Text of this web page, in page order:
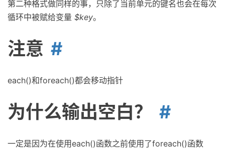
第二种格式做同样的事，只除了当前单元的键名也会在每次
循环中被赋给变量 $key。
注意
each()和foreach()都会移动指针
为什么输出空白？
一定是因为在使用each()函数之前使用了foreach()函数